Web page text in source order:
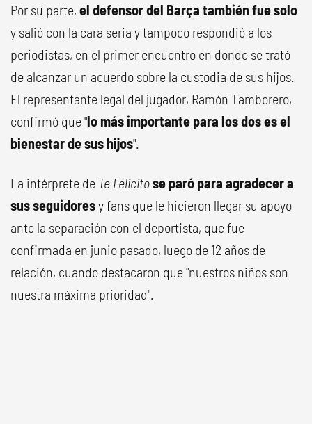
Por su parte, el defensor del Barça también fue solo
y salió con la cara seria y tampoco respondió a los
periodistas, en el primer encuentro en donde se trató
de alcanzar un acuerdo sobre la custodia de sus hijos.
El representante legal del jugador, Ramón Tamborero,
confirmó que "lo más importante para los dos es el
bienestar de sus hijos".
La intérprete de Te Felicitose paró para agradecer a
sus seguidoresy fans que le hicieron llegar su apoyo
ante la separación con el deportista, que fue
confirmada en junio pasado, luego de 12 años de
relación, cuando destacaron que "nuestros niños son
nuestra máxima prioridad".